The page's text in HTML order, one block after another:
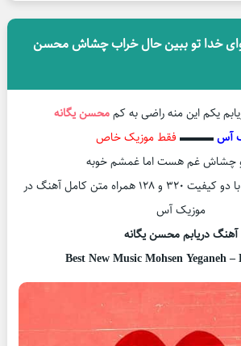
خدا تو ببین حال خراب چشاش محسن
یکم این منه راضی به کممحسن یگانه
آس▬▬▬ فقط موزیک خاص
چشاش غم هست اما غمشم خوبه
با صدای محسن یگانه با دو کیفیت ۳۲۰ و ۱۲۸ همراه متن کامل آهنگ در
موزیک آس
آهنگ دریابم محسن یگانه
Best New Music Mohsen Yeganeh